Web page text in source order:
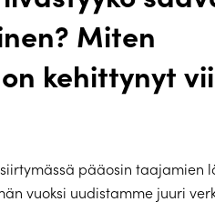
Miten
kehittynyt
pääosin taajamien
vuoksi uudistamme juuri